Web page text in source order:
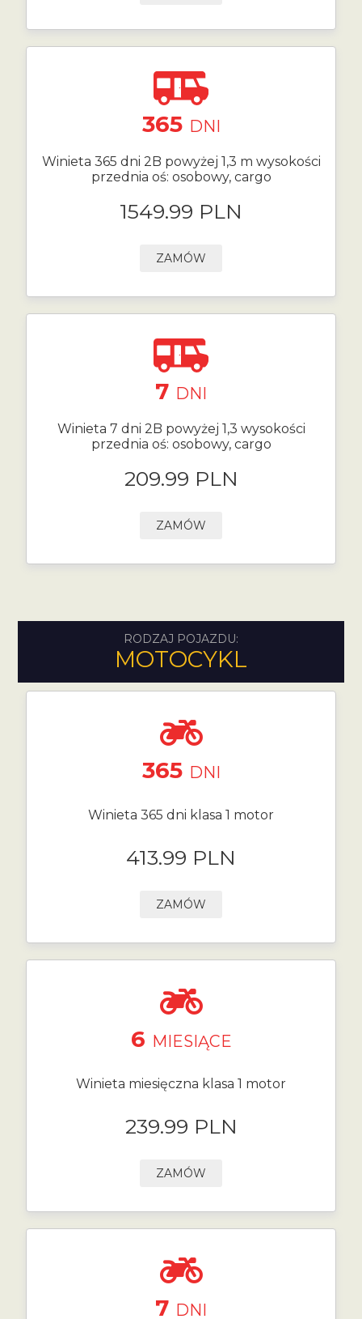
365 DNI
Winieta 365 dni 2B powyżej 1,3 m wysokości
przednia oś: osobowy, cargo
1549.99 PLN
ZAMÓW
7 DNI
Winieta 7 dni 2B powyżej 1,3 wysokości
przednia oś: osobowy, cargo
209.99 PLN
ZAMÓW
RODZAJ POJAZDU:
MOTOCYKL
365 DNI
Winieta 365 dni klasa 1 motor
413.99 PLN
ZAMÓW
6 MIESIĄCE
Winieta miesięczna klasa 1 motor
239.99 PLN
ZAMÓW
7 DNI